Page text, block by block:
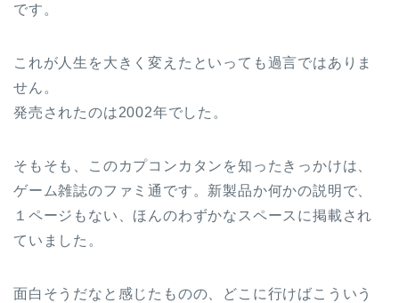
です。
これが人生を大きく変えたといっても過言ではありま
せん。
発売されたのは2002年でした。
そもそも、このカプコンカタンを知ったきっかけは、
ゲーム雑誌のファミ通です。新製品か何かの説明で、
１ページもない、ほんのわずかなスペースに掲載され
ていました。
面白そうだなと感じたものの、どこに行けばこういう